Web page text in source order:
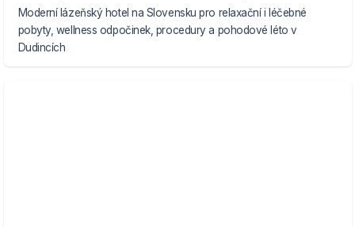
Moderní lázeňský hotel na Slovensku pro relaxační i léčebné
pobyty, wellness odpočinek, procedury a pohodové léto v
Dudincích